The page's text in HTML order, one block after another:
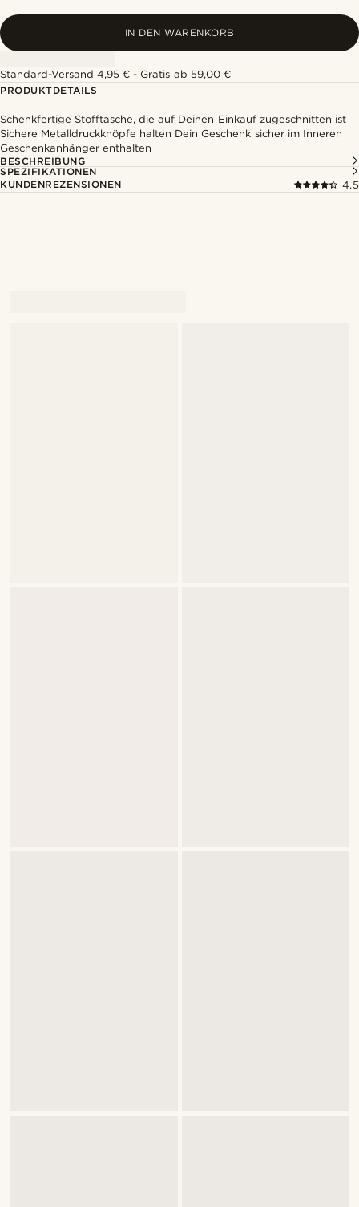
IN DEN WARENKORB
Standard-Versand 4,95 € - Gratis ab 59,00 €
PRODUKTDETAILS
Schenkfertige Stofftasche, die auf Deinen Einkauf zugeschnitten ist
Sichere Metalldruckknöpfe halten Dein Geschenk sicher im Inneren
Geschenkanhänger enthalten
BESCHREIBUNG
SPEZIFIKATIONEN
KUNDENREZENSIONEN
4.5